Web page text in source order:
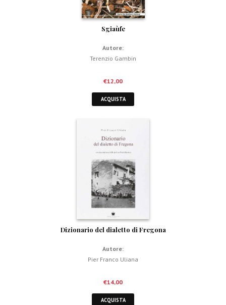
Sgiaùfe
Autore:
Terenzio Gambin
€12,00
ACQUISTA
Dizionario del dialetto di Fregona
Autore:
Pier Franco Uliana
€14,00
ACQUISTA